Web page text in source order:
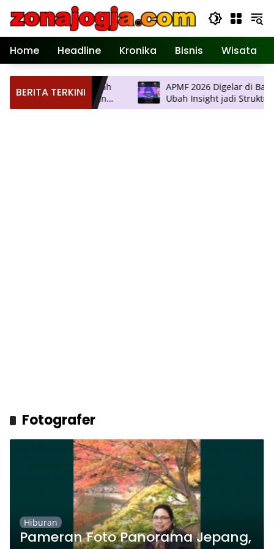
Home Headline Kronika Bisnis Wisata
BERITA TERKINI
Pertemuan Ilmiah
Hadirkan
Terkini
APMF 2026 Digelar di Bali,
Ubah Insight jadi Struktur
Pengambilan Keputusan
Fotografer
Hiburan
Pameran Foto Panorama Jepang,